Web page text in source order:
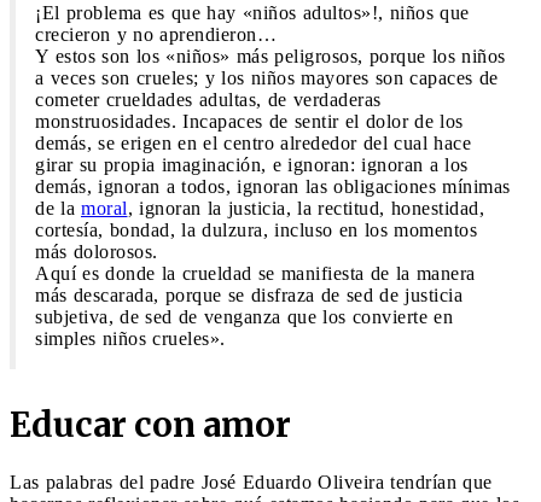
¡El problema es que hay «niños adultos»!, niños que
crecieron y no aprendieron…
Y estos son los «niños» más peligrosos, porque los niños
a veces son crueles; y los niños mayores son capaces de
cometer crueldades adultas, de verdaderas
monstruosidades. Incapaces de sentir el dolor de los
demás, se erigen en el centro alrededor del cual hace
girar su propia imaginación, e ignoran: ignoran a los
demás, ignoran a todos, ignoran las obligaciones mínimas
de la moral, ignoran la justicia, la rectitud, honestidad,
cortesía, bondad, la dulzura, incluso en los momentos
más dolorosos.
Aquí es donde la crueldad se manifiesta de la manera
más descarada, porque se disfraza de sed de justicia
subjetiva, de sed de venganza que los convierte en
simples niños crueles».
Educar con amor
Las palabras del padre José Eduardo Oliveira tendrían que